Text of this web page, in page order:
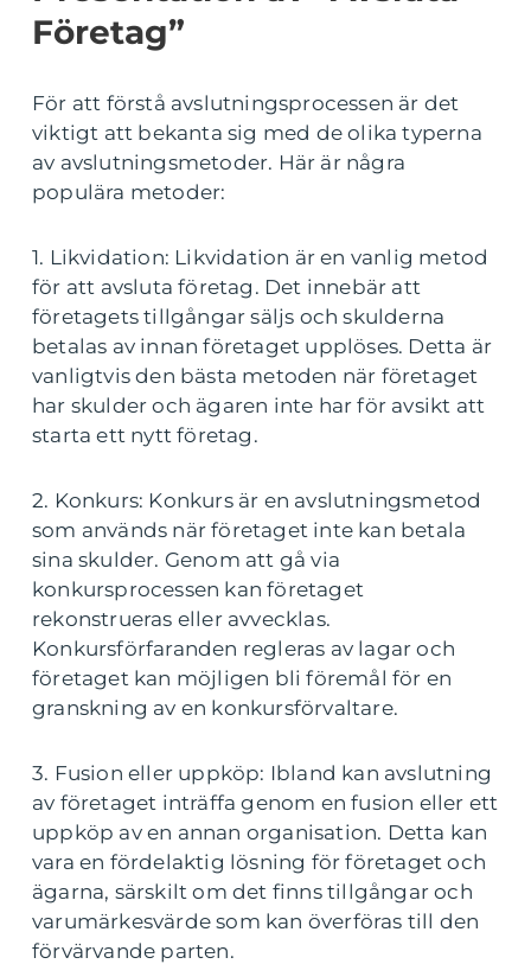
Företag”
För att förstå avslutningsprocessen är det
viktigt att bekanta sig med de olika typerna
av avslutningsmetoder. Här är några
populära metoder:
1. Likvidation: Likvidation är en vanlig metod
för att avsluta företag. Det innebär att
företagets tillgångar säljs och skulderna
betalas av innan företaget upplöses. Detta är
vanligtvis den bästa metoden när företaget
har skulder och ägaren inte har för avsikt att
starta ett nytt företag.
2. Konkurs: Konkurs är en avslutningsmetod
som används när företaget inte kan betala
sina skulder. Genom att gå via
konkursprocessen kan företaget
rekonstrueras eller avvecklas.
Konkursförfaranden regleras av lagar och
företaget kan möjligen bli föremål för en
granskning av en konkursförvaltare.
3. Fusion eller uppköp: Ibland kan avslutning
av företaget inträffa genom en fusion eller ett
uppköp av en annan organisation. Detta kan
vara en fördelaktig lösning för företaget och
ägarna, särskilt om det finns tillgångar och
varumärkesvärde som kan överföras till den
förvärvande parten.